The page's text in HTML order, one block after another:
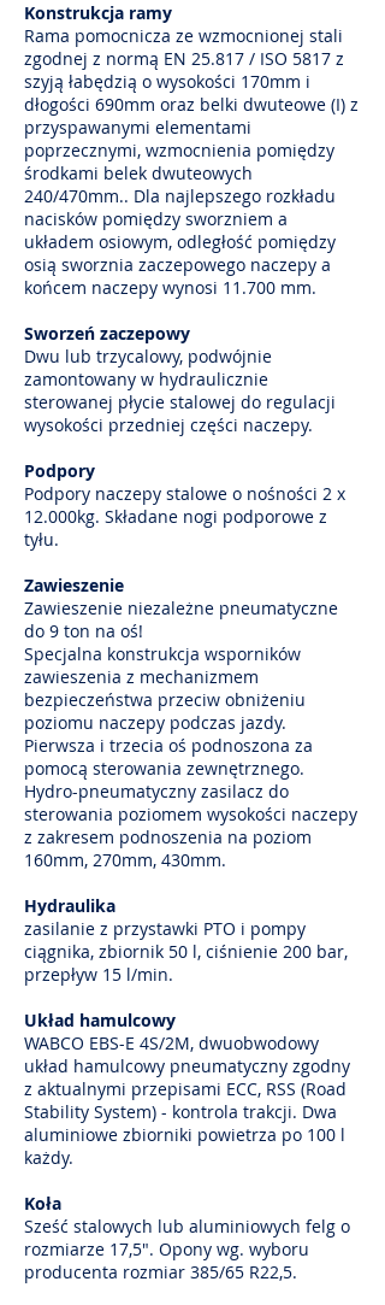
Konstrukcja ramy
Rama pomocnicza ze wzmocnionej stali
zgodnej z normą EN 25.817 / ISO 5817 z
szyją łabędzią o wysokości 170mm i
dłogości 690mm oraz belki dwuteowe (I) z
przyspawanymi elementami
poprzecznymi, wzmocnienia pomiędzy
środkami belek dwuteowych
240/470mm.. Dla najlepszego rozkładu
nacisków pomiędzy sworzniem a
układem osiowym, odległość pomiędzy
osią sworznia zaczepowego naczepy a
końcem naczepy wynosi 11.700 mm.
Sworzeń zaczepowy
Dwu lub trzycalowy, podwójnie
zamontowany w hydraulicznie
sterowanej płycie stalowej do regulacji
wysokości przedniej części naczepy.
Podpory
Podpory naczepy stalowe o nośności 2 x
12.000kg. Składane nogi podporowe z
tyłu.
Zawieszenie
Zawieszenie niezależne pneumatyczne
do 9 ton na oś!
Specjalna konstrukcja wsporników
zawieszenia z mechanizmem
bezpieczeństwa przeciw obniżeniu
poziomu naczepy podczas jazdy.
Pierwsza i trzecia oś podnoszona za
pomocą sterowania zewnętrznego.
Hydro-pneumatyczny zasilacz do
sterowania poziomem wysokości naczepy
z zakresem podnoszenia na poziom
160mm, 270mm, 430mm.
Hydraulika
zasilanie z przystawki PTO i pompy
ciągnika, zbiornik 50 l, ciśnienie 200 bar,
przepływ 15 l/min.
Układ hamulcowy
WABCO EBS-E 4S/2M, dwuobwodowy
układ hamulcowy pneumatyczny zgodny
z aktualnymi przepisami ECC, RSS (Road
Stability System) - kontrola trakcji. Dwa
aluminiowe zbiorniki powietrza po 100 l
każdy.
Koła
Sześć stalowych lub aluminiowych felg o
rozmiarze 17,5". Opony wg. wyboru
producenta rozmiar 385/65 R22,5.